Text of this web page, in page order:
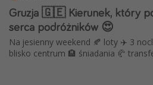
Newsy, ciekawostki, porady
Najlepsze aplikacje podróżnicze
Kalendarz podróży
Gruzja 🇬🇪 Kierunek, który
serca podróżników 😍
Na jesienny weekend 🍂 loty ✈️ 3
blisko centrum 🏨 śniadania 🥐